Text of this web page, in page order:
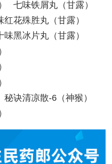
七味铁屑丸（甘露）
红花殊胜丸（甘露）
味黑冰片丸（甘露）
秘诀清凉散-6（神猴）